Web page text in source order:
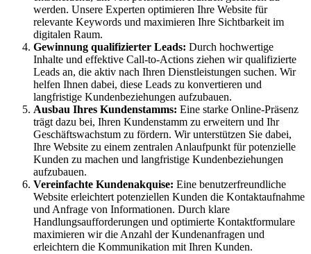
werden. Unsere Experten optimieren Ihre Website für
relevante Keywords und maximieren Ihre Sichtbarkeit im
digitalen Raum.
Gewinnung qualifizierter Leads: Durch hochwertige
Inhalte und effektive Call-to-Actions ziehen wir qualifizierte
Leads an, die aktiv nach Ihren Dienstleistungen suchen. Wir
helfen Ihnen dabei, diese Leads zu konvertieren und
langfristige Kundenbeziehungen aufzubauen.
Ausbau Ihres Kundenstamms: Eine starke Online-Präsenz
trägt dazu bei, Ihren Kundenstamm zu erweitern und Ihr
Geschäftswachstum zu fördern. Wir unterstützen Sie dabei,
Ihre Website zu einem zentralen Anlaufpunkt für potenzielle
Kunden zu machen und langfristige Kundenbeziehungen
aufzubauen.
Vereinfachte Kundenakquise: Eine benutzerfreundliche
Website erleichtert potenziellen Kunden die Kontaktaufnahme
und Anfrage von Informationen. Durch klare
Handlungsaufforderungen und optimierte Kontaktformulare
maximieren wir die Anzahl der Kundenanfragen und
erleichtern die Kommunikation mit Ihren Kunden.